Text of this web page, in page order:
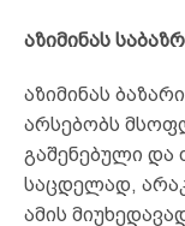
აზიმინას
აზიმინას
არსებობს
გაშენებული და
საცდელად,
ამის